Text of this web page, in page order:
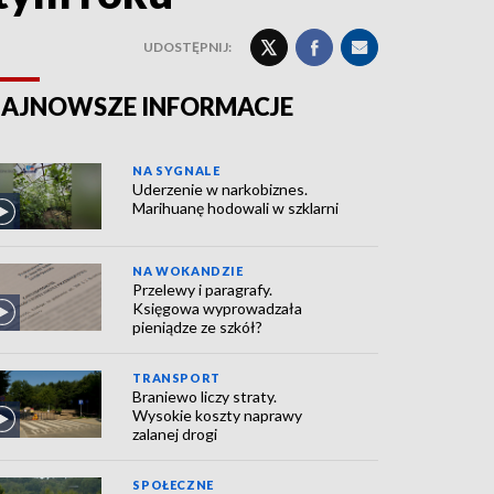
UDOSTĘPNIJ:
INFORMACJE
NA SYGNALE
Uderzenie w narkobiznes.
Marihuanę hodowali w szklarni
NA WOKANDZIE
Przelewy i paragrafy.
Księgowa wyprowadzała
pieniądze ze szkół?
TRANSPORT
Braniewo liczy straty.
Wysokie koszty naprawy
zalanej drogi
SPOŁECZNE